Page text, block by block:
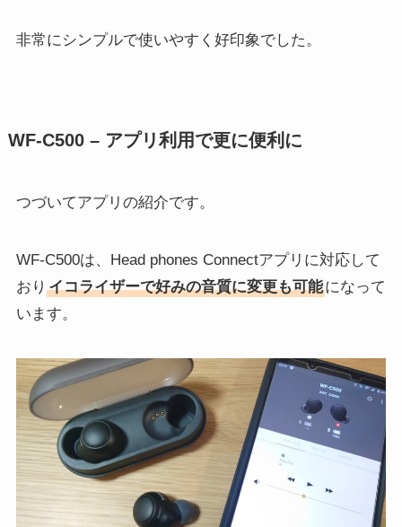
非常にシンプルで使いやすく好印象でした。
WF-C500 – アプリ利用で更に便利に
つづいてアプリの紹介です。
WF-C500は、Head phones Connectアプリに対応して
おり イコライザーで好みの音質に変更も可能になって
います。